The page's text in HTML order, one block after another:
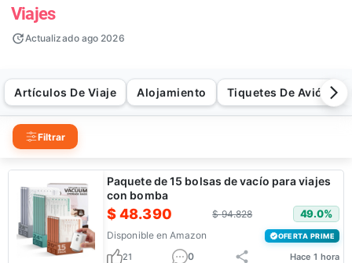
Viajes
Actualizado ago 2026
Artículos De Viaje Alojamiento Tiquetes De Avión
Filtrar
Paquete de 15 bolsas de vacío para viajes
con bomba
$48.390 $94.828 49.0%
Disponible en Amazon OFERTA PRIME
21 0 Hace 1 hora